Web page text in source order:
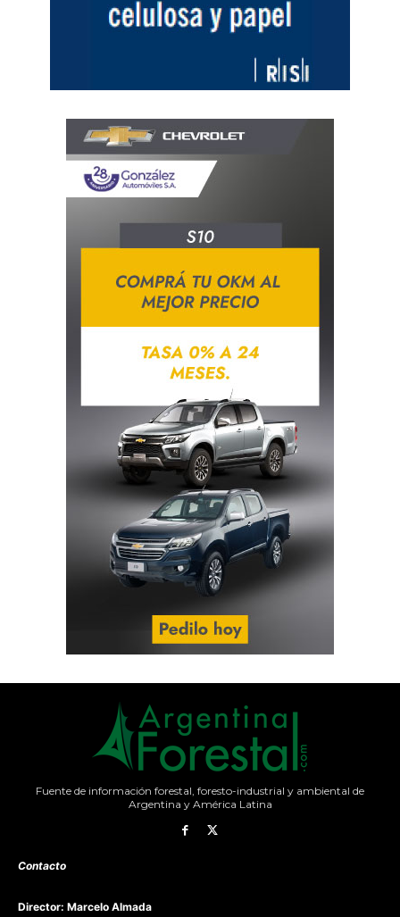
Fuente de información forestal, foresto-industrial y ambiental de
Argentina y América Latina
Contacto
Director: Marcelo Almada